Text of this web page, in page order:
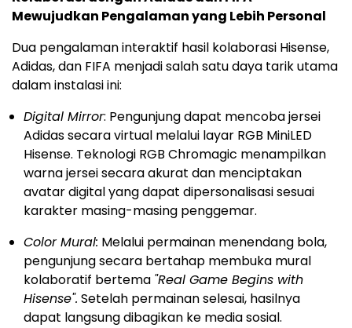
Mewujudkan Pengalaman yang Lebih Personal
Dua pengalaman interaktif hasil kolaborasi Hisense,
Adidas, dan FIFA menjadi salah satu daya tarik utama
dalam instalasi ini:
Digital Mirror: Pengunjung dapat mencoba jersei
Adidas secara virtual melalui layar RGB MiniLED
Hisense. Teknologi RGB Chromagic menampilkan
warna jersei secara akurat dan menciptakan
avatar digital yang dapat dipersonalisasi sesuai
karakter masing-masing penggemar.
Color Mural: Melalui permainan menendang bola,
pengunjung secara bertahap membuka mural
kolaboratif bertema "Real Game Begins with
Hisense". Setelah permainan selesai, hasilnya
dapat langsung dibagikan ke media sosial.